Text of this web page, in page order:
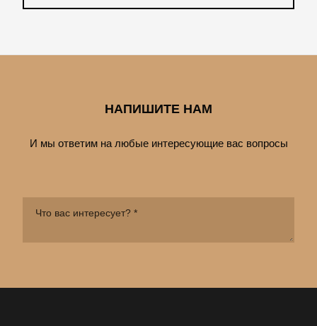
НАПИШИТЕ НАМ
И мы ответим на любые интересующие вас вопросы